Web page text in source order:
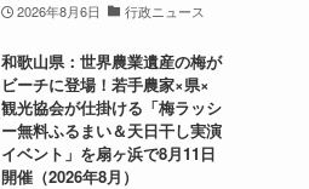
2026年8月6日 行政ニュース
和歌山県：世界農業遺産の梅が
ビーチに登場！若手農家×県×
観光協会が仕掛ける「梅ラッシ
ー無料ふるまい＆天日干し実演
イベント」を扇ヶ浜で8月11日
開催（2026年8月）